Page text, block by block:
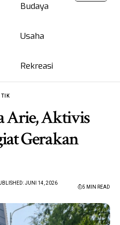
Budaya
Usaha
Rekreasi
Arie, Aktivis
Gerakan
JUNI 14, 2026
5 MIN READ